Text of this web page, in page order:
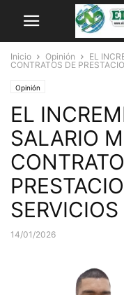
Inicio Opinión
EL
CONTRATOS DE
Opinión
EL
SALARIO
SERVICIOS
14/01/2026